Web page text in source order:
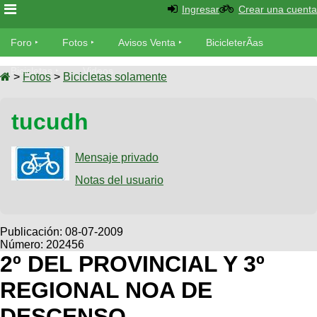
Foro
Foro
MecÃ¡nica
Fotos
SUBÃ
Galeria
Bicicletas
Viajes
Descenso
Dirt
Avisos
Ventas
SUBÃ
Buscar
Ultimos
Fotos
BicicleterÃ­
Bicicletas
Tandem
Videos
Cicloturismo
Ingresar Crear una cuenta
Foro Fotos Avisos Venta BicicleterÃ­as
Bicicletas Videos
> Fotos > Bicicletas solamente
tucudh
Mensaje privado
Notas del usuario
Publicación: 08-07-2009
Número: 202456
2º DEL PROVINCIAL Y 3º
REGIONAL NOA DE